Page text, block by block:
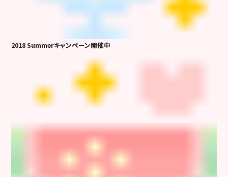
2018 Summerキャンペーン開催中